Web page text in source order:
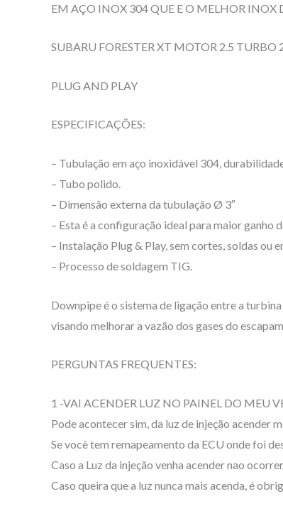
EM AÇO INOX 304 QUE E O MELHOR INOX
SUBARU FORESTER XT MOTOR 2.5 TURBO
PLUG AND PLAY
ESPECIFICAÇÕES:
– Tubulação em aço inoxidável 304,
– Tubo polido.
– Dimensão externa da tubulação Ø 3″
– Esta é a configuração ideal para maior ganho
– Instalação Plug & Play, sem cortes, soldas ou
– Processo de soldagem TIG.
Downpipe é o sistema de ligação entre a
visando melhorar a vazão dos gases do
PERGUNTAS FREQUENTES:
1 -VAI ACENDER LUZ NO PAINEL DO MEU
Pode acontecer sim, da luz de injeção acender
Se você tem remapeamento da ECU onde foi
Caso a Luz da injeção venha acender nao
Caso queira que a luz nunca mais acenda, é